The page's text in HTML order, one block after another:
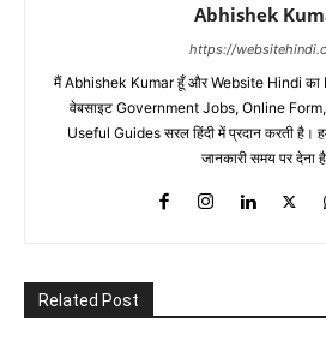
Abhishek
https://
मैं Abhishek Kumar हूँ और Website Hindi
वेबसाइट Government Jobs, Online
Useful Guides सरल हिंदी में प्रदान करती है।
जानकारी समय पर देना
Related Post